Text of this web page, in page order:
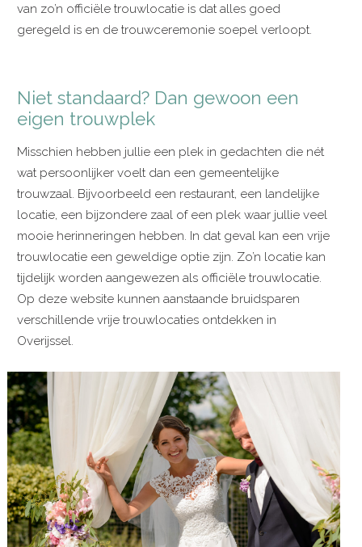
van zo’n officiële trouwlocatie is dat alles goed
geregeld is en de trouwceremonie soepel verloopt.
Niet standaard? Dan gewoon een
eigen trouwplek
Misschien hebben jullie een plek in gedachten die nét
wat persoonlijker voelt dan een gemeentelijke
trouwzaal. Bijvoorbeeld een restaurant, een landelijke
locatie, een bijzondere zaal of een plek waar jullie veel
mooie herinneringen hebben. In dat geval kan een vrije
trouwlocatie een geweldige optie zijn. Zo’n locatie kan
tijdelijk worden aangewezen als officiële trouwlocatie.
Op deze website kunnen aanstaande bruidsparen
verschillende vrije trouwlocaties ontdekken in
Overijssel.